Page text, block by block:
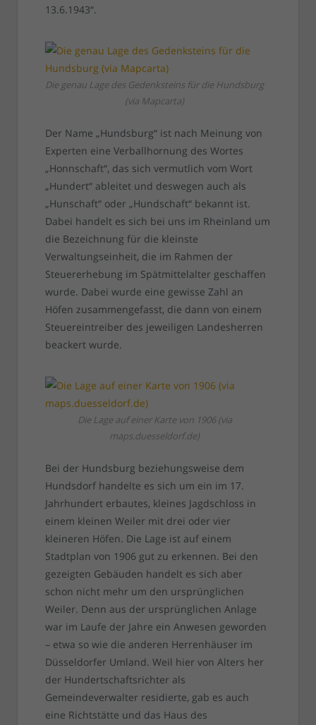
13.6.1943“.
Die genau Lage des Gedenksteins für die Hundsburg
(via Mapcarta)
Der Name „Hundsburg“ ist nach Meinung von
Experten eine Verballhornung des Wortes
„Honnschaft“, das sich vermutlich vom Wort
„Hundert“ ableitet und deswegen auch als
„Hunschaft“ oder „Hundschaft“ bekannt ist.
Dabei handelt es sich bei uns im Rheinland um
die Bezeichnung für die kleinste
Verwaltungseinheit, die im Rahmen der
Steuererhebung im Spätmittelalter geschaffen
wurde. Dabei wurde eine gewisse Zahl an
Höfen zusammengefasst, die dann von einem
Steuereintreiber des jeweiligen Landesherren
beackert wurde.
Die Lage auf einer Karte von 1906 (via
maps.duesseldorf.de)
Bei der Hundsburg beziehungsweise dem
Hundsdorf handelte es sich um ein im 17.
Jahrhundert erbautes, kleines Jagdschloss in
einem kleinen Weiler mit drei oder vier
kleineren Höfen. Die Lage ist auf einem
Stadtplan von 1906 gut zu erkennen. Bei den
gezeigten Gebäuden handelt es sich aber
schon nicht mehr um den ursprünglichen
Weiler. Denn aus der ursprünglichen Anlage
war im Laufe der Jahre ein Anwesen geworden
– etwa so wie die anderen Herrenhäuser im
Düsseldorfer Umland. Weil hier von Alters her
der Hundertschaftsrichter als
Gemeindeverwalter residierte, gab es auch
eine Richtstätte und das Haus des